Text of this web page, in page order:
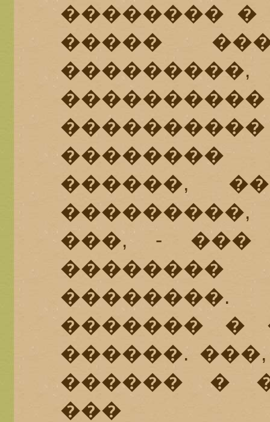
�������� �
�����
��������
������,
���, - ���
������� �
������.
������ �
���